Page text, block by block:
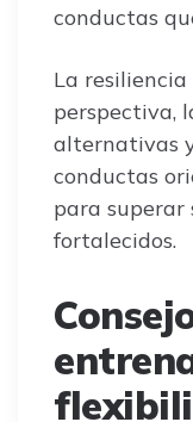
conductas
La
perspectiva,
alternativas
conductas
para superar
fortalecidos.